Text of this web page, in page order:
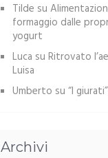
Tilde su
formaggio dalle
yogurt
Luca su Ritrovato
Luisa
Umberto su “I
Archivi